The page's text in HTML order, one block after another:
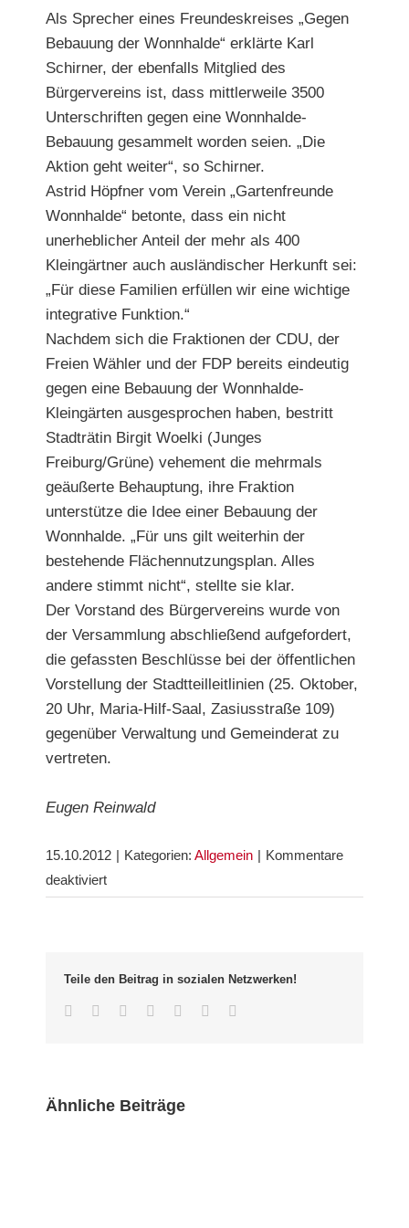
Als Sprecher eines Freundeskreises „Gegen
Bebauung der Wonnhalde“ erklärte Karl
Schirner, der ebenfalls Mitglied des
Bürgervereins ist, dass mittlerweile 3500
Unterschriften gegen eine Wonnhalde-
Bebauung gesammelt worden seien. „Die
Aktion geht weiter“, so Schirner.
Astrid Höpfner vom Verein „Gartenfreunde
Wonnhalde“ betonte, dass ein nicht
unerheblicher Anteil der mehr als 400
Kleingärtner auch ausländischer Herkunft sei:
„Für diese Familien erfüllen wir eine wichtige
integrative Funktion.“
Nachdem sich die Fraktionen der CDU, der
Freien Wähler und der FDP bereits eindeutig
gegen eine Bebauung der Wonnhalde-
Kleingärten ausgesprochen haben, bestritt
Stadträtin Birgit Woelki (Junges
Freiburg/Grüne) vehement die mehrmals
geäußerte Behauptung, ihre Fraktion
unterstütze die Idee einer Bebauung der
Wonnhalde. „Für uns gilt weiterhin der
bestehende Flächennutzungsplan. Alles
andere stimmt nicht“, stellte sie klar.
Der Vorstand des Bürgervereins wurde von
der Versammlung abschließend aufgefordert,
die gefassten Beschlüsse bei der öffentlichen
Vorstellung der Stadtteilleitlinien (25. Oktober,
20 Uhr, Maria-Hilf-Saal, Zasiusstraße 109)
gegenüber Verwaltung und Gemeinderat zu
vertreten.
Eugen Reinwald
15.10.2012 | Kategorien: Allgemein | Kommentare
deaktiviertfür
zum
Thema
Wonnhalde-
Teile den Beitrag in sozialen Netzwerken!
Facebook
TwitterLinkedInWhatsappGoogle+Pinterest
Ähnliche Beiträge